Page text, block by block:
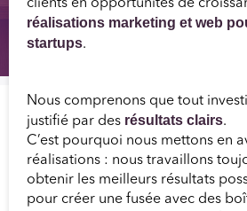
clients en opportunités de
réalisations marketing et web
startups.
Nous comprenons que tout
justifié par des résultats clairs.
C’est pourquoi nous mettons en
réalisations : nous travaillons
obtenir les meilleurs résultats
pour créer une fusée avec des